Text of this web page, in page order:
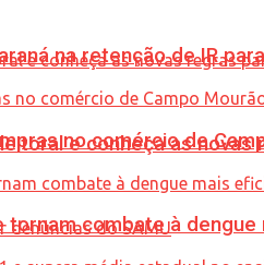
e conheça as novas
na retenção de IR
no comércio de
combate à dengue